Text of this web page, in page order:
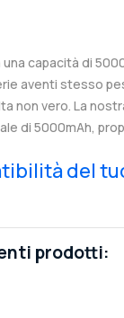
capacità di
aventi stesso
non vero. La
di 5000mAh,
del
prodotti: